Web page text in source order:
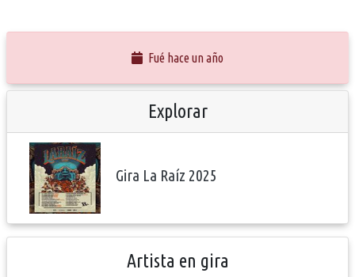
Fué hace un año
Explorar
Gira La Raíz 2025
Artista en gira